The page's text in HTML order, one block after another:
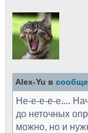
Alex-Yu в
Не-е-е-е-е....
до неточных
можно, но и